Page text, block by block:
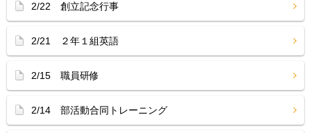
2/22 創立記念行事
2/21 ２年１組英語
2/15 職員研修
2/14 部活動合同トレーニング